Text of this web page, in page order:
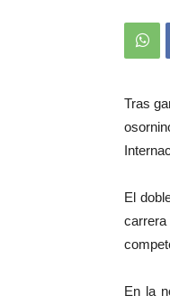
Tras
El
En la